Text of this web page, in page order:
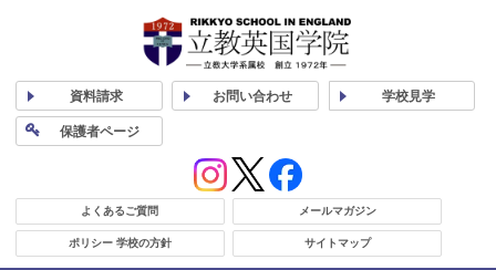
資料請求 お問い合わせ 学校見学
保護者ページ
よくあるご質問 メールマガジン
ポリシー 学校の方針 サイトマップ